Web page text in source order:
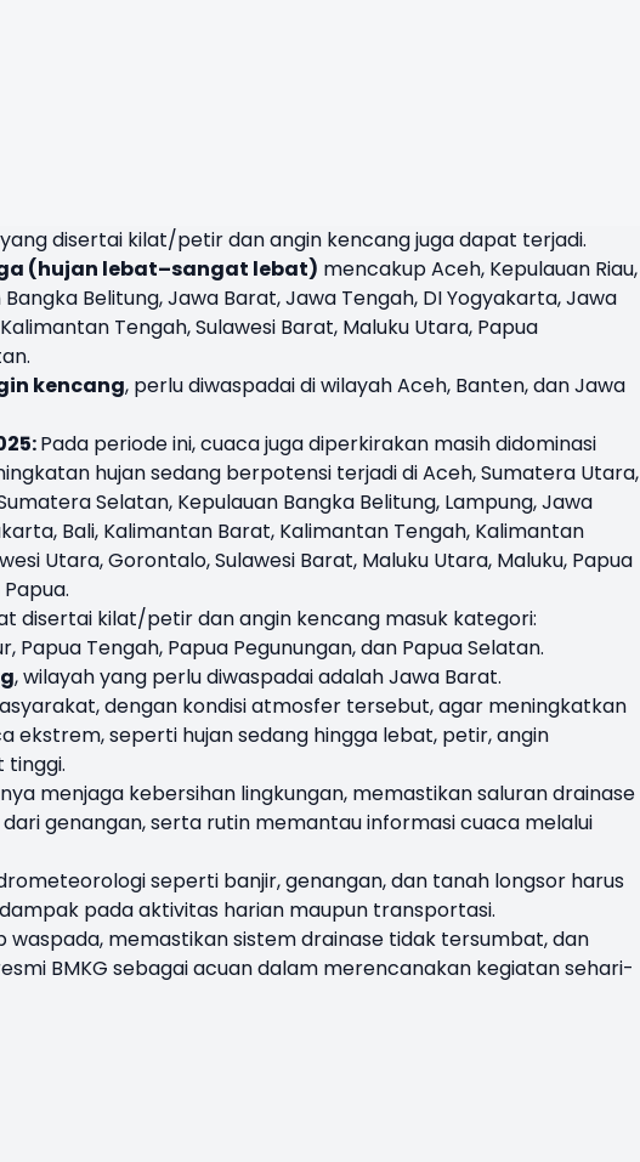
disertai kilat/petir dan angin kencang juga dapat terjadi.
(hujan lebat–sangat lebat) mencakup Aceh, Kepulauan Riau,
Belitung, Jawa Barat, Jawa Tengah, DI Yogyakarta, Jawa
Tengah, Sulawesi Barat, Maluku Utara, Papua
kencang, perlu diwaspadai di wilayah Aceh, Banten, dan Jawa
Pada periode ini, cuaca juga diperkirakan masih didominasi
hujan sedang berpotensi terjadi di Aceh, Sumatera Utara,
Selatan, Kepulauan Bangka Belitung, Lampung, Jawa
Bali, Kalimantan Barat, Kalimantan Tengah, Kalimantan
Utara, Gorontalo, Sulawesi Barat, Maluku Utara, Maluku, Papua
disertai kilat/petir dan angin kencang masuk kategori:
Papua Tengah, Papua Pegunungan, dan Papua Selatan.
, wilayah yang perlu diwaspadai adalah Jawa Barat.
dengan kondisi atmosfer tersebut, agar meningkatkan
ekstrem, seperti hujan sedang hingga lebat, petir, angin
tinggi.
menjaga kebersihan lingkungan, memastikan saluran drainase
genangan, serta rutin memantau informasi cuaca melalui
seperti banjir, genangan, dan tanah longsor harus
pada aktivitas harian maupun transportasi.
memastikan sistem drainase tidak tersumbat, dan
BMKG sebagai acuan dalam merencanakan kegiatan sehari-